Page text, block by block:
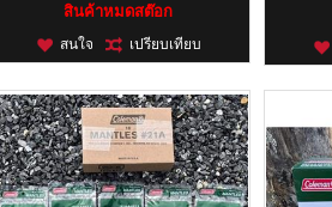
สินค้าหมดสต๊อก
สนใจ เปรียบเทียบ